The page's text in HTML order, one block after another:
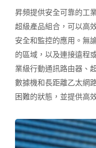
昇頻提供安全可靠的工
超級產品組合，可以高
安全和監控的應用。無
的區域，以及連接遠程
業級行動通訊路由器、
數據機和長距離乙太網
困難的狀態，並提供高